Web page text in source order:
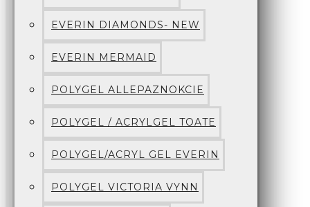
EVERIN DIAMONDS- NEW
EVERIN MERMAID
POLYGEL ALLEPAZNOKCIE
POLYGEL / ACRYLGEL TOATE
POLYGEL/ACRYL GEL EVERIN
POLYGEL VICTORIA VYNN